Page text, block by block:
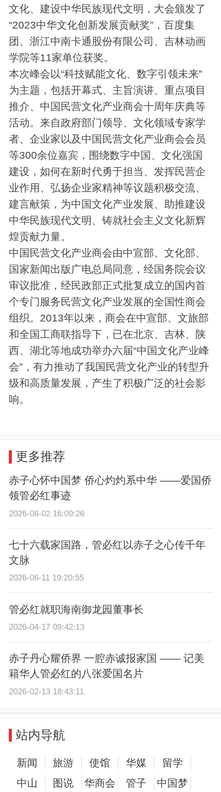
文化、建设中华民族现代文明，大会颁发了
“2023中华文化创新发展贡献奖”，百度集
团、浙江中南卡通股份有限公司、吉林动画
学院等11家单位获奖。
本次峰会以“科技赋能文化、数字引领未来”
为主题，包括开幕式、主旨演讲、重点项目
推介、中国民营文化产业商会十周年庆典等
活动。来自政府部门领导、文化领域专家学
者、企业家以及中国民营文化产业商会会员
等300余位嘉宾，围绕数字中国、文化强国
建设，如何在新时代勇于担当、发挥民营企
业作用、弘扬企业家精神等议题积极交流、
建言献策，为中国文化产业发展、助推建设
中华民族现代文明、铸就社会主义文化新辉
煌贡献力量。
中国民营文化产业商会由中宣部、文化部、
国家新闻出版广电总局同意，经国务院会议
审议批准，经民政部正式批复成立的国内首
个专门服务民营文化产业发展的全国性商会
组织。2013年以来，商会在中宣部、文旅部
和全国工商联指导下，已在北京、吉林、陕
西、湖北等地成功举办六届“中国文化产业峰
会”，有力推动了我国民营文化产业的转型升
级和高质量发展，产生了积极广泛的社会影
响。
更多推荐
赤子心怀中国梦 侨心灼灼系中华 ——爱国侨
领管必红事迹
2026-08-02 16:09:26
七十六载家国路，管必红以赤子之心传千年
文脉
2026-06-11 19:20:55
管必红就职海南御龙园董事长
2026-04-17 09:42:13
赤子丹心耀侨界 一腔赤诚报家国 —— 记美
籍华人管必红的八张爱国名片
2026-02-13 18:43:11
站内导航
新闻 旅游 使馆 华媒
留学
中山
图说 华商会 管子 中国梦